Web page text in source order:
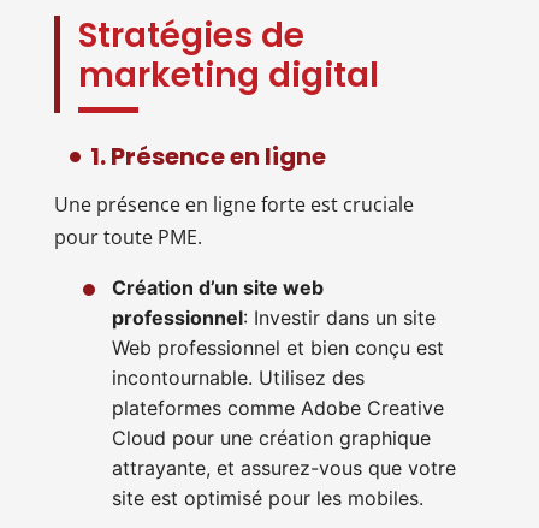
Stratégies de
marketing digital
1. Présence en ligne
Une présence en ligne forte est cruciale
pour toute PME.
Création d’un site web
professionnel: Investir dans un site
Web professionnel et bien conçu est
incontournable. Utilisez des
plateformes comme Adobe Creative
Cloud pour une création graphique
attrayante, et assurez-vous que votre
site est optimisé pour les mobiles.